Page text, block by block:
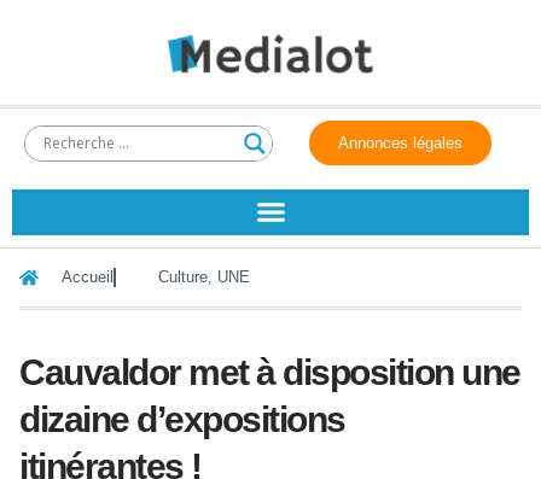
Annonces légales
Accueil Culture, UNE
Cauvaldor met à disposition une
dizaine d’expositions
itinérantes !